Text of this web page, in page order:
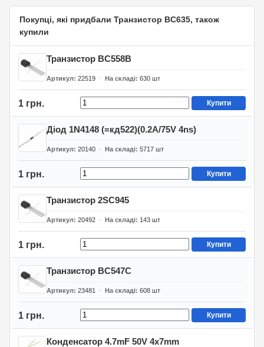
Покупці, які придбали Транзистор BC635, також
купили
Транзистор BC558B
Артикул 22519 На складі 630 шт
1 грн. Купити
Діод 1N4148 (=кд522)(0.2A/75V 4ns)
Артикул 20140 На складі 5717 шт
1 грн. Купити
Транзистор 2SC945
Артикул 20492 На складі 143 шт
1 грн. Купити
Транзистор BC547C
Артикул 23481 На складі 608 шт
1 грн. Купити
Конденсатор 4.7mF 50V 4x7mm